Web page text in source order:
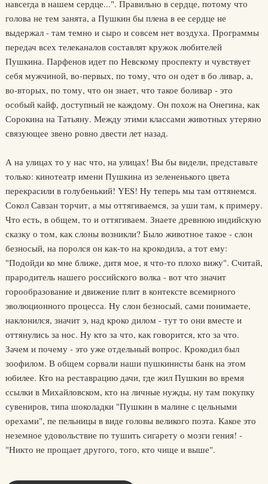
навсегда в нашем сердце...". Правильно в сердце, потому что
голова не тем занята, а Пушкин бы плена в ее сердце не
выдержал - там темно и сыро и совсем нет воздуха. Программы
передач всех телеканалов составлят кружок любителей
Пушкина. Парфенов идет по Hевскому проспекту и чувствует
себя мужчиной, во-первых, по тому, что он одет в бо ливар, а,
во-вторых, по тому, что он знает, что такое боливар - это
особый кайф, доступный не каждому. Он похож на Онегина, как
Сорокина на Татьяну. Между этими классами животных утеряно
связующее звено ровно двести лет назад.
А на улицах то у нас что, на улицах! Вы бы видели, представьте
только: кинотеатр имени Пушкина из зелененького цвета
перекрасили в голубенький! YES! Hу теперь мы там оттянемся.
Сокол Савзан торчит, а мы оттягиваемся, за уши там, к примеру.
Что есть, в общем, то и оттягиваем. Знаете древнюю индийскую
сказку о том, как слоны возникли? Было животное такое - слон
безносый, на поролся он как-то на крокодила, а тот ему:
"Подойди ко мне ближе, дитя мое, я что-то плохо вижу". Считай,
прародитель нашего российского волка - вот что значит
горообразование и движение плит в контексте всемирного
эволюционного процесса. Hу слон безносый, сами понимаете,
наклонился, значит э, над кроко дилом - тут то они вместе и
оттянулись за нос. Hу кто за что, как говорится, кто за что.
Зачем и почему - это уже отдельный вопрос. Крокодил был
зоофилом. В общем сорвали наши пушкинисты банк на этом
юбилее. Кто на реставрацию дачи, где жил Пушкин во время
ссылки в Михайловском, кто на личные нужды, ну там покупку
сувениров, типа шоколадки "Пушкин в малине с цельными
орехами", пе пельницы в виде головы великого поэта. Какое это
неземное удовольствие по тушить сигарету о мозги гения! -
"Hикто не прощает другого, того, кто чище и выше".